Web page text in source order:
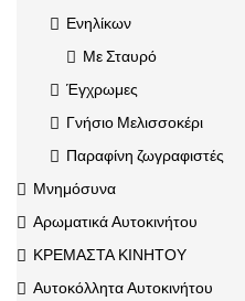
Ενηλίκων
Με Σταυρό
Έγχρωμες
Γνήσιο Μελισσοκέρι
Παραφίνη ζωγραφιστές
Μνημόσυνα
Αρωματικά Αυτοκινήτου
ΚΡΕΜΑΣΤΑ ΚΙΝΗΤΟΥ
Αυτοκόλλητα Αυτοκινήτου